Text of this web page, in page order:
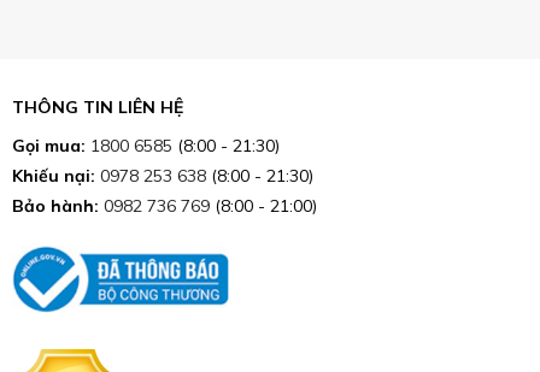
THÔNG TIN LIÊN HỆ
Gọi mua: 1800 6585 (8:00 - 21:30)
Khiếu nại: 0978 253 638 (8:00 - 21:30)
Bảo hành: 0982 736 769 (8:00 - 21:00)